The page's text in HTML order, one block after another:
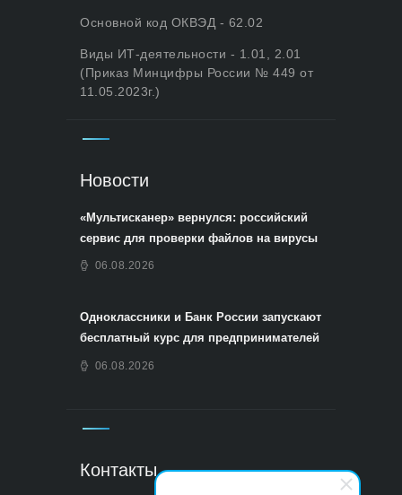
Основной код ОКВЭД - 62.02
Виды ИТ-деятельности - 1.01, 2.01
(Приказ Минцифры России № 449 от
11.05.2023г.)
Новости
«Мультисканер» вернулся: российский
сервис для проверки файлов на вирусы
06.08.2026
Одноклассники и Банк России запускают
бесплатный курс для предпринимателей
06.08.2026
Контакты